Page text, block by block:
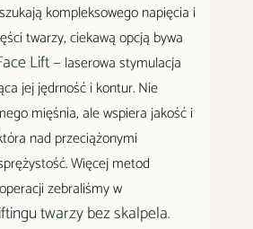
kompleksowego napięcia i
twarzy, ciekawą opcją bywa
Lift— laserowa stymulacja
jej jędrność i kontur. Nie
mięśnia, ale wspiera jakość i
nad przeciążonymi
Więcej metod
zebraliśmy w
twarzy bez skalpela.